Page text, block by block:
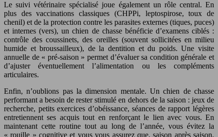
Le suivi vétérinaire spécialisé joue également un rôle central. En
plus des vaccinations classiques (CHPPi, leptospirose, toux de
chenil) et de la protection contre les parasites externes (tiques, puces)
et internes (vers), un chien de chasse bénéficie d’examens ciblés :
contrôle des coussinets, des oreilles (souvent sollicitées en milieu
humide et broussailleux), de la dentition et du poids. Une visite
annuelle de « pré-saison » permet d’évaluer sa condition générale et
d’ajuster éventuellement l’alimentation ou les compléments
articulaires.
Enfin, n’oublions pas la dimension mentale. Un chien de chasse
performant a besoin de rester stimulé en dehors de la saison : jeux de
recherche, petits exercices d’obéissance, séances de rapport légères
entretiennent ses acquis tout en renforçant le lien avec vous. En
maintenant cette routine tout au long de l’année, vous évitez la
« rouille » cognitive et vous vous assurez que, saison après saison,